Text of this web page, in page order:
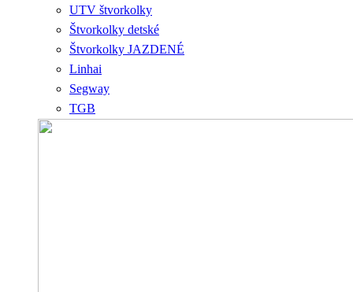
UTV štvorkolky
Štvorkolky detské
Štvorkolky JAZDENÉ
Linhai
Segway
TGB